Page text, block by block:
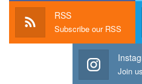
RSS
Subscribe our RSS
Join